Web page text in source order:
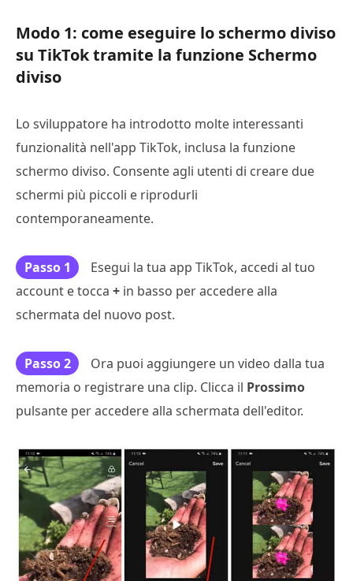
Modo 1: come eseguire lo schermo diviso
su TikTok tramite la funzione Schermo
diviso
Lo sviluppatore ha introdotto molte interessanti
funzionalità nell'app TikTok, inclusa la funzione
schermo diviso. Consente agli utenti di creare due
schermi più piccoli e riprodurli
contemporaneamente.
Passo 1
Esegui la tua app TikTok, accedi al tuo
account e tocca + in basso per accedere alla
schermata del nuovo post.
Passo 2
Ora puoi aggiungere un video dalla tua
memoria o registrare una clip. Clicca il Prossimo
pulsante per accedere alla schermata dell'editor.